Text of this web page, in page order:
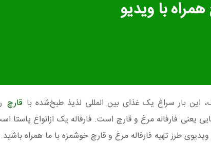
با ویدیو
این بار سراغ یک غذای بین المللی لذیذ طبخ‌شده با قارچ
یعنی فارفاله مرغ و قارچ است. فارفاله یک ازانواع پاستا
طرز تهیه فارفاله مرغ و قارچ خوشمزه با ما همراه باشید.